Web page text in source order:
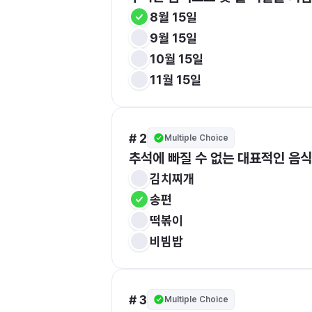
8월 15일
9월 15일
10월 15일
11월 15일
# 2 Multiple Choice
추석에 빠질 수 없는 대표적인 음
김치찌개
송편
떡볶이
비빔밥
# 3 Multiple Choice